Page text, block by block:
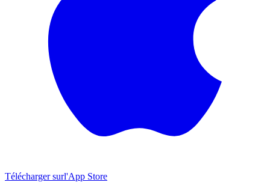
Télécharger surl'App Store